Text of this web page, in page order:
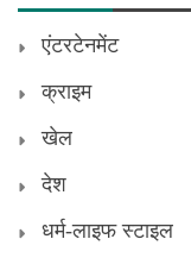
एंटरटेनमेंट
क्राइम
खेल
देश
धर्म-लाइफ स्टाइल